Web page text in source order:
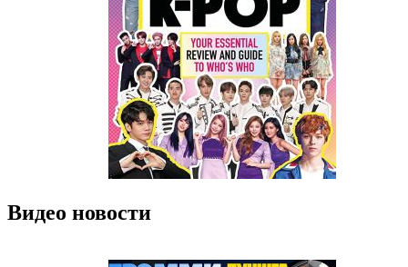
Видео новости